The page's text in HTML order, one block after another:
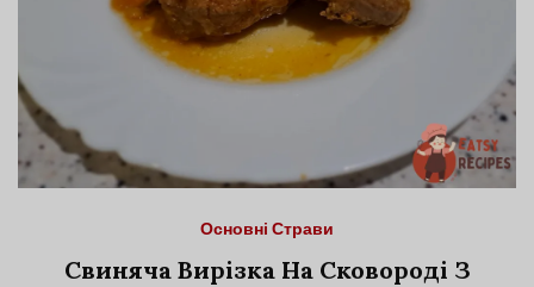
Основні Страви
Свиняча Вирізка На Сковороді З